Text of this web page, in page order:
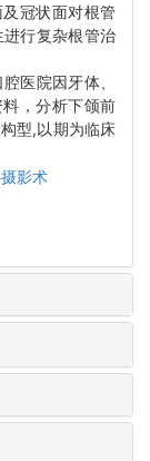
冠状面对根管
行复杂根管治
医院因牙体、
，分析下颌前
型,以期为临床
影术